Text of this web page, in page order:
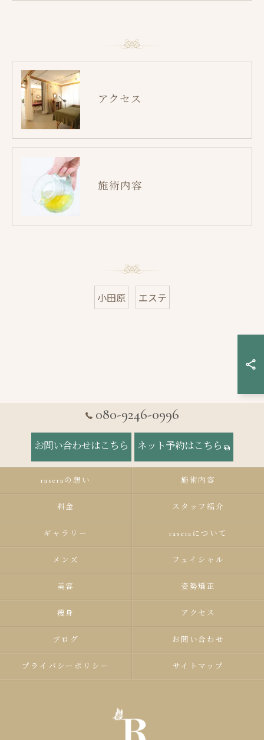
アクセス
施術内容
小田原 エステ
080-9246-0996
お問い合わせはこちら ネット予約はこちら
raseraの想い 施術内容
料金 スタッフ紹介
ギャラリー raseraについて
メンズ フェイシャル
美容 姿勢矯正
痩身 アクセス
ブログ お問い合わせ
プライバシーポリシー サイトマップ